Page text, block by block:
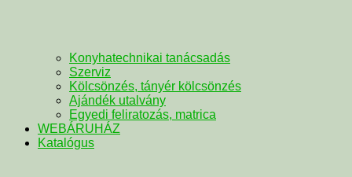
Konyhatechnikai tanácsadás
Szerviz
Kölcsönzés, tányér kölcsönzés
Ajándék utalvány
Egyedi feliratozás, matrica
WEBÁRUHÁZ
Katalógus